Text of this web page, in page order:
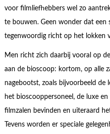
voor filmliefhebbers wel zo
te bouwen. Geen wonder dat een
tegenwoordig richt op het lokken
Men richt zich daarbij vooral op
aan de bioscoop: kortom, op alle
nagebootst, zoals bijvoorbeeld de
het bioscooppersoneel, de luxe
filmzalen bevinden en uiteraard
Tevens worden er speciale